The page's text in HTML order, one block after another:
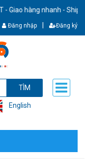
nhanh - Ship cod
Đăng nhập Đăng ký
TÌM
English